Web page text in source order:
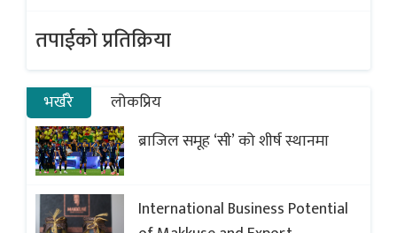
तपाईको प्रतिक्रिया
भर्खरै
लोकप्रिय
ब्राजिल समूह ‘सी’ को शीर्ष स्थानमा
International Business Potential